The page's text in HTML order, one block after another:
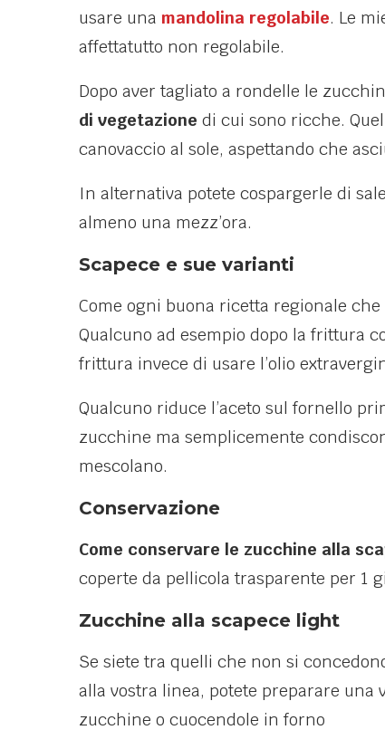
usare una mandolina regolabile. Le
affettatutto non regolabile.
Dopo aver tagliato a rondelle le
di vegetazione di cui sono ricche.
canovaccio al sole, aspettando che
In alternativa potete cospargerle di
almeno una mezz’ora.
Scapece e sue varianti
Come ogni buona ricetta regionale
Qualcuno ad esempio dopo la frittura
frittura invece di usare l’olio
Qualcuno riduce l’aceto sul fornello
zucchine ma semplicemente
mescolano.
Conservazione
Come conservare le zucchine alla
coperte da pellicola trasparente per 1
Zucchine alla scapece light
Se siete tra quelli che non si
alla vostra linea, potete preparare una
zucchine o cuocendole in forno